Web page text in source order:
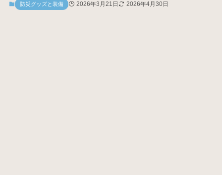
防災グッズと装備 2026年3月21日 2026年4月30日